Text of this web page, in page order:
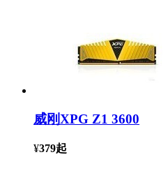
威刚XPG Z1 3600
¥379起